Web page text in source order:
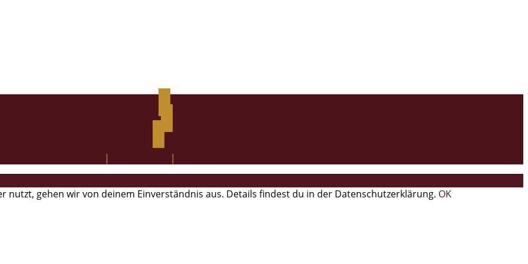
instagram
| |
nutzt, gehen wir von deinem Einverständnis aus. Details findest du in der Datenschutzerklärung. OK